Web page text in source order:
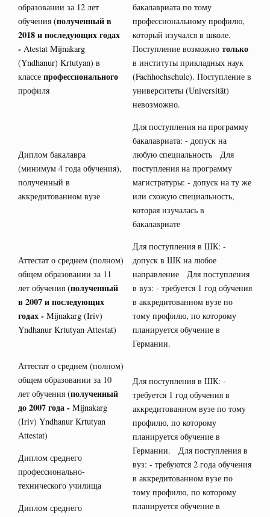
образовании за 12 лет
обучения (полученный в
2018 и последующих годах
- Atestat Mijnakarg
(Yndhanur) Krtutyan) в
классе профессионального
профиля
бакалавриата по тому
профессиональному профилю,
который изучался в школе.
Поступление возможно только
в институты прикладных наук
(Fachhochschule). Поступление в
университеты (Universität)
невозможно.
Диплом бакалавра
(минимум 4 года обучения),
полученный в
аккредитованном вузе
Для поступления на программу
бакалавриата: - допуск на
любую специальность Для
поступления на программу
магистратуры: - допуск на ту же
или схожую специальность,
которая изучалась в
бакалавриате
Аттестат о среднем (полном)
общем образовании за 11
лет обучения (полученный
в 2007 и последующих
годах - Mijnakarg (Iriv)
Yndhanur Krtutyan Attestat)
Для поступления в ШК: -
допуск в ШК на любое
направление Для поступления
в вуз: - требуется 1 год обучения
в аккредитованном вузе по
тому профилю, по которому
планируется обучение в
Германии.
Аттестат о среднем (полном)
общем образовании за 10
лет обучения (полученный
до 2007 года - Mijnakarg
(Iriv) Yndhanur Krtutyan
Attestat)
Для поступления в ШК: -
требуется 1 год обучения в
аккредитованном вузе по тому
профилю, по которому
планируется обучение в
Германии. Для поступления в
вуз: - требуются 2 года обучения
в аккредитованном вузе по
тому профилю, по которому
планируется обучение в
Диплом среднего
профессионально-
технического училища
Диплом среднего